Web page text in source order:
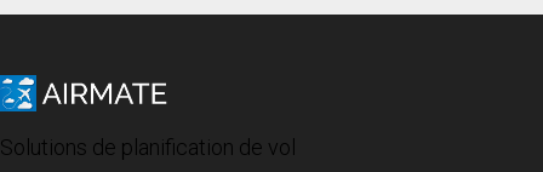
Solutions de planification de vol